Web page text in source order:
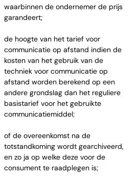
waarbinnen de ondernemer de prijs
garandeert;
de hoogte van het tarief voor
communicatie op afstand indien de
kosten van het gebruik van de
techniek voor communicatie op
afstand worden berekend op een
andere grondslag dan het reguliere
basistarief voor het gebruikte
communicatiemiddel;
of de overeenkomst na de
totstandkoming wordt gearchiveerd,
en zo ja op welke deze voor de
consument te raadplegen is;